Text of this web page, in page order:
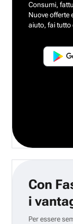
Consumi,
Nuove offerte
aiuto, fai tutto
Con
i
Per essere